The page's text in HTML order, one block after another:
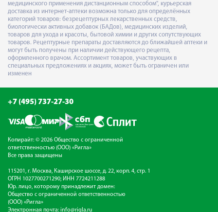
медицинского применения дистанционным способом", курьерская
доставка из интернет-аптеки возможна только для определённых
категорий товаров: безрецептурных лекарственных средств,
биологически активных добавок (БАДов), медицинских изделий,
товаров для ухода и красоты, бытовой химии и других сопутствующих
товаров. Рецептурные препараты доставляются до ближайшей аптеки и
могут быть получены при наличии действующего рецепта,
оформленного врачом. Ассортимент товаров, участвующих в
специальных предложениях и акциях, может быть ограничен или
изменен
+7 (495) 737-27-30
Копирайт: © 2026 Общество с ограниченной
ответственностью (ООО) «Ригла»
Все права защищены
115201, г. Москва, Каширское шоссе, д. 22, корп. 4, стр. 1
ОГРН 1027700271290; ИНН 7724211288
Юр. лицо, которому принадлежит домен:
Общество с ограниченной ответственностью
(ООО) «Ригла»
Электронная почта: info@rigla.ru